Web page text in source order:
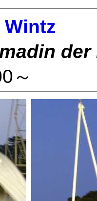
der
～